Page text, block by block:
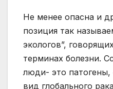
Не менее опасна и
позиция так
экологов”,
терминах болезни.
люди- это патогены,
вид глобального